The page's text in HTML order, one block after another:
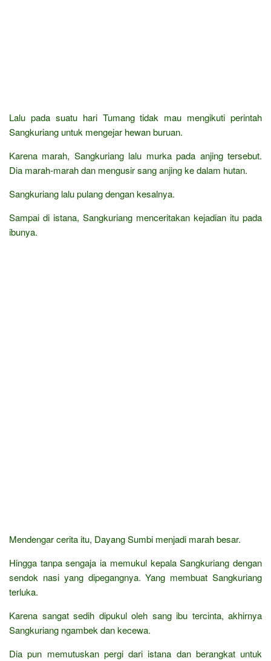
Lalu pada suatu hari Tumang tidak mau mengikuti perintah
Sangkuriang untuk mengejar hewan buruan.
Karena marah, Sangkuriang lalu murka pada anjing tersebut.
Dia marah-marah dan mengusir sang anjing ke dalam hutan.
Sangkuriang lalu pulang dengan kesalnya.
Sampai di istana, Sangkuriang menceritakan kejadian itu pada
ibunya.
Mendengar cerita itu, Dayang Sumbi menjadi marah besar.
Hingga tanpa sengaja ia memukul kepala Sangkuriang dengan
sendok nasi yang dipegangnya. Yang membuat Sangkuriang
terluka.
Karena sangat sedih dipukul oleh sang ibu tercinta, akhirnya
Sangkuriang ngambek dan kecewa.
Dia pun memutuskan pergi dari istana dan berangkat untuk